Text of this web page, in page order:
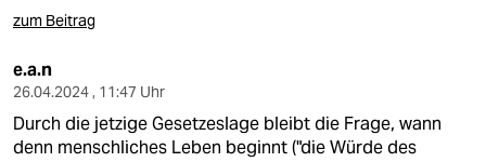
zum Beitrag
e.a.n
26.04.2024 , 11:47 Uhr
Durch die jetzige Gesetzeslage bleibt die Frage, wann
denn menschliches Leben beginnt ("die Würde des